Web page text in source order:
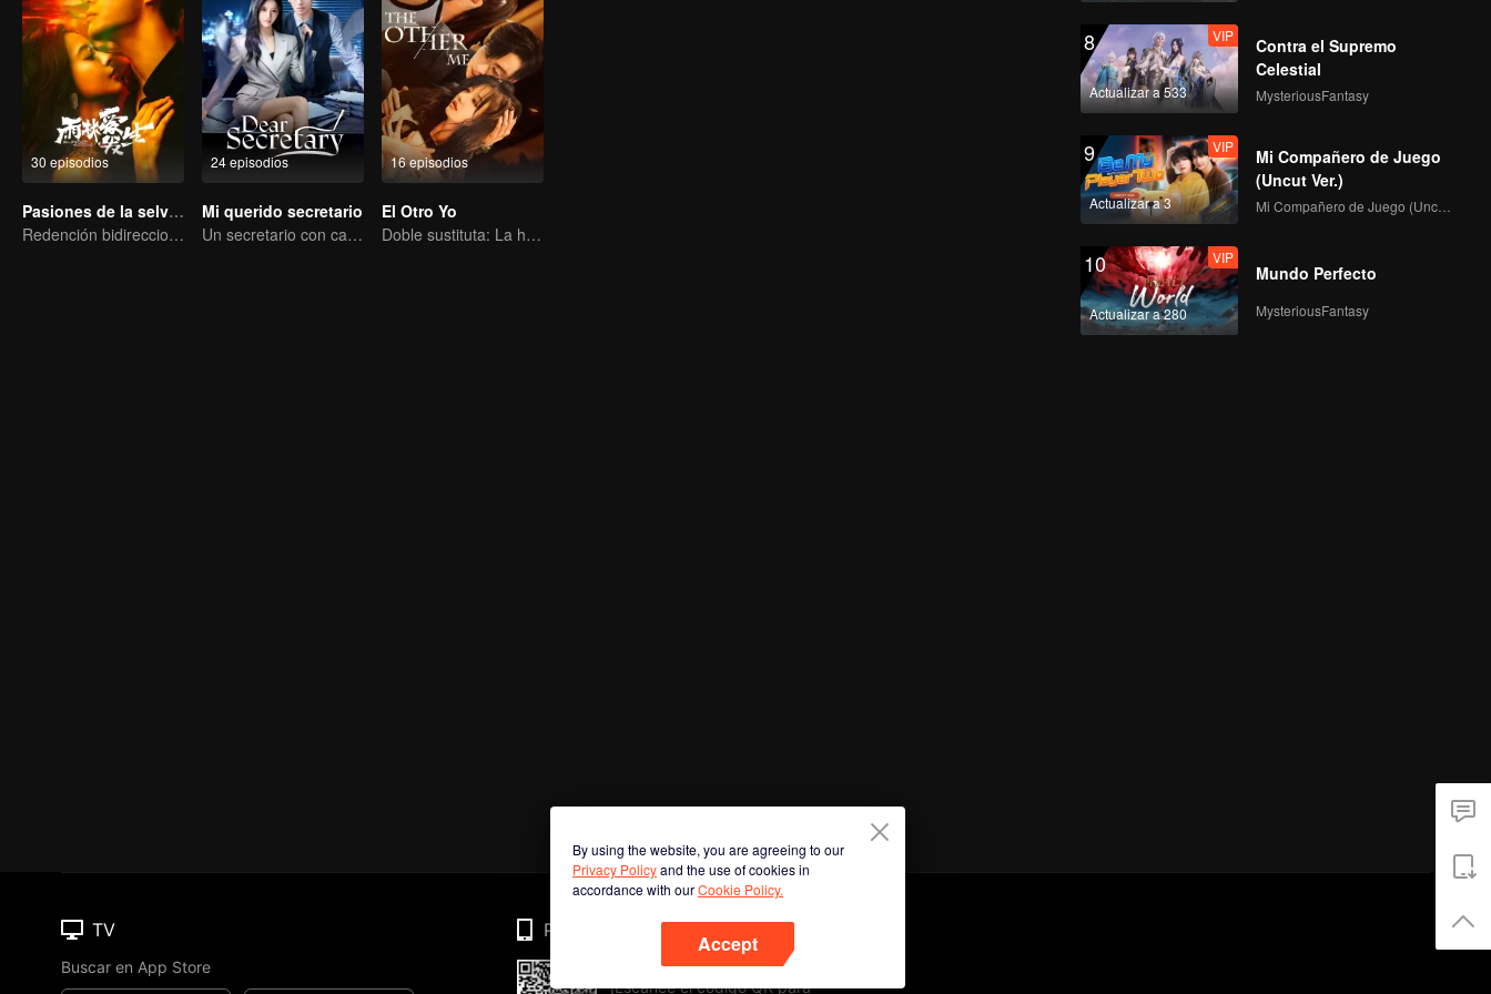
30 episodios
Pasiones de la selva tropical
Redención bidireccional para la chica rica fugitiva y el asesino rudo
24 episodios
Mi querido secretario
Un secretario con cara fría atrae a su bella jefa
16 episodios
El Otro Yo
Doble sustituta: La hija millonaria atrapada en una crisis familiar
8
Actualizar a 533
VIP
Contra el Supremo
Celestial
MysteriousFantasy
9
Actualizar a 3
VIP
Mi Compañero de Juego
(Uncut Ver.)
Mi Compañero de Juego (Uncut Ver.)
10
Actualizar a 280
VIP
Mundo Perfecto
MysteriousFantasy
By using the website, you are agreeing to our
Privacy Policyand the use of cookies in
accordance with ourCookie Policy.
Accept
TV
Buscar en App Store
Phone
¡Escanee el código QR para